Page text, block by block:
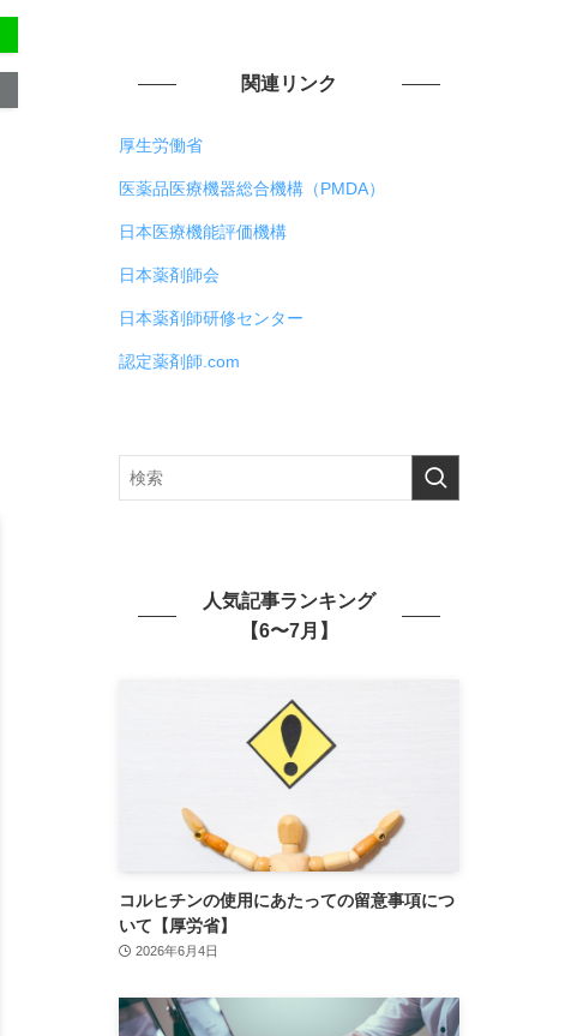
関連リンク
厚生労働省
医薬品医療機器総合機構（PMDA）
日本医療機能評価機構
日本薬剤師会
日本薬剤師研修センター
認定薬剤師.com
人気記事ランキング
【6〜7月】
コルヒチンの使用にあたっての留意事項につ
いて【厚労省】
2026年6月4日